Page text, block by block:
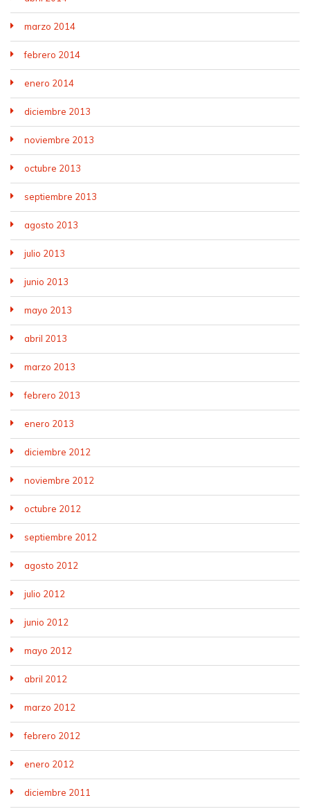
marzo 2014
febrero 2014
enero 2014
diciembre 2013
noviembre 2013
octubre 2013
septiembre 2013
agosto 2013
julio 2013
junio 2013
mayo 2013
abril 2013
marzo 2013
febrero 2013
enero 2013
diciembre 2012
noviembre 2012
octubre 2012
septiembre 2012
agosto 2012
julio 2012
junio 2012
mayo 2012
abril 2012
marzo 2012
febrero 2012
enero 2012
diciembre 2011